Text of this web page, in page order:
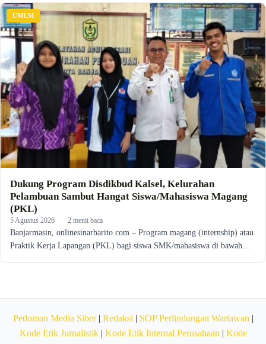
UMUM
Dukung Program Disdikbud Kalsel, Kelurahan
Pelambuan Sambut Hangat Siswa/Mahasiswa Magang
(PKL)
5 Agustus 2026 · 2 menit baca
Banjarmasin, onlinesinarbarito.com – Program magang (internship) atau
Praktik Kerja Lapangan (PKL) bagi siswa SMK/mahasiswa di bawah…
Pedoman Media Siber| Redaksi | SOP Perlindungan Wartawan |
Kode Etik Jurnalistik| Kode Etik Internal Perusahaan | Kode